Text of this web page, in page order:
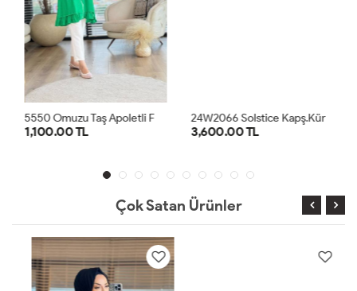
1,100.00 TL 3,600.00 TL
Çok Satan Ürünler